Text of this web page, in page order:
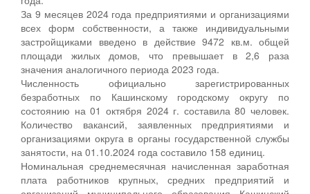
За 9 месяцев 2024 года предприятиями и организациями
всех форм собственности, а также индивидуальными
застройщиками введено в действие 9472 кв.м. общей
площади жилых домов, что превышает в 2,6 раза
значения аналогичного периода 2023 года.
Численность официально зарегистрированных
безработных по Кашинскому городскому округу по
состоянию на 01 октября 2024 г. составила 80 человек.
Количество вакансий, заявленных предприятиями и
организациями округа в органы государственной службы
занятости, на 01.10.2024 года составило 158 единиц.
Номинальная среднемесячная начисленная заработная
плата работников крупных, средних предприятий и